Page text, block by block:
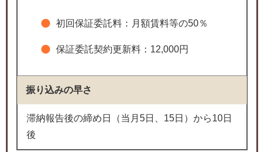
初回保証委託料：月額賃料等の50％
保証委託契約更新料：12,000円
振り込みの早さ
滞納報告後の締め日（当月5日、15日）から10日
後